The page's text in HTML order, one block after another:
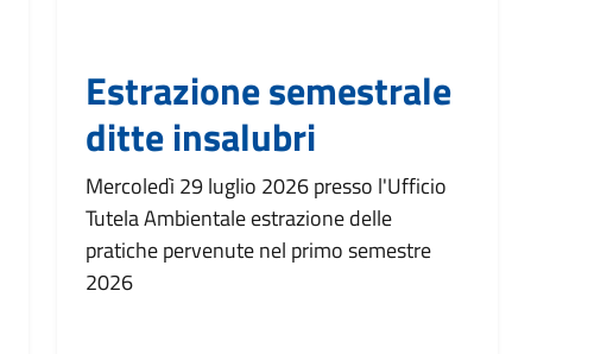
Estrazione semestrale
ditte insalubri
Mercoledì 29 luglio 2026 presso l'Ufficio
Tutela Ambientale estrazione delle
pratiche pervenute nel primo semestre
2026